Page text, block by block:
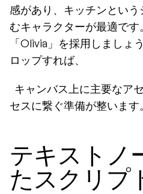
感があり、キッチンとい
むキャラクターが最適で
「Olivia」を採用しましょ
ロップすれば、
キャンバス上に主要なア
セスに繋ぐ準備が整います。
テキストノ
たスクリプ